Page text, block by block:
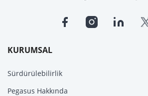
KURUMSAL
Sürdürülebilirlik
Pegasus Hakkında